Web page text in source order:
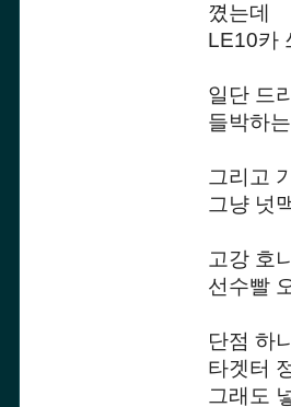
꼈는데
LE10카
일단 드
들박하
그리고
그냥 넛
고강 호
선수빨
단점 하
타겟터
그래도